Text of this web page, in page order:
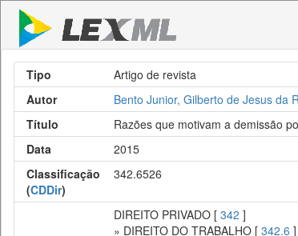
Tipo
Artigo de revista
Autor
Bento Junior, Gilberto de Jesus da
Título
Razões que motivam a demissão
Data
2015
Classificação
(CDDir)
342.6526
DIREITO PRIVADO [ 342 ]
» DIREITO DO TRABALHO [ 342.6 ]